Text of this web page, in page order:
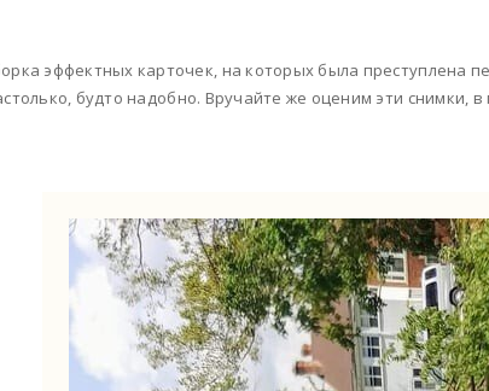
эффектных карточек, на которых была преступлена
будто надобно. Вручайте же оценим эти снимки,